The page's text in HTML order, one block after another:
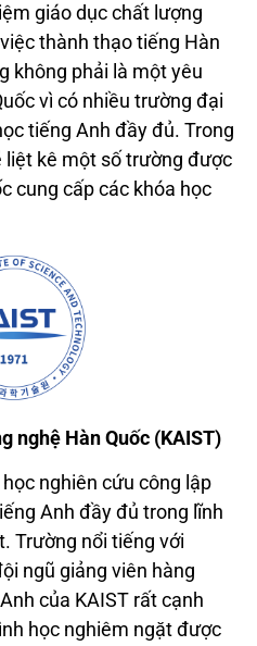
giáo dục chất lượng
thành thạo tiếng Hàn
không phải là một yêu
vì có nhiều trường đại
tiếng Anh đầy đủ. Trong
liệt kê một số trường được
cung cấp các khóa học
nghệ Hàn Quốc (KAIST)
nghiên cứu công lập
Anh đầy đủ trong lĩnh
Trường nổi tiếng với
ngũ giảng viên hàng
của KAIST rất cạnh
học nghiêm ngặt được